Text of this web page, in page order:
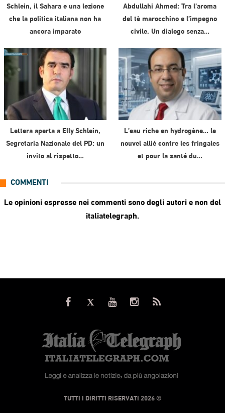
Schlein, il Sahara e una lezione
che la politica italiana non ha
ancora imparato
Abdullahi Ahmed: Tra l’aroma
del tè marocchino e l’impegno
civile. Un dialogo senza…
Lettera aperta a Elly Schlein,
Segretaria Nazionale del PD: un
invito al rispetto…
L’eau riche en hydrogène… le
nouvel allié contre les fringales
et pour la santé du…
COMMENTI
Le opinioni espresse nei commenti sono degli autori e non del
italiatelegraph.
© TUTTI I DIRITTI RISERVATI 2026